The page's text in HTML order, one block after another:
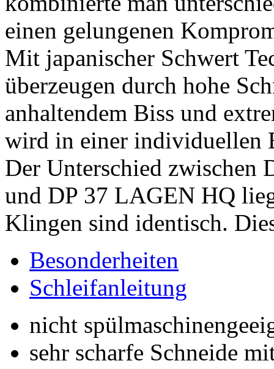
einen gelungenen
Mit japanischer Schwert
überzeugen durch hohe
anhaltendem Biss und
wird in einer individuellen
Der Unterschied zwischen
und DP 37 LAGEN HQ
Klingen sind identisch.
Besonderheiten
Schleifanleitung
nicht
sehr scharfe Schneide